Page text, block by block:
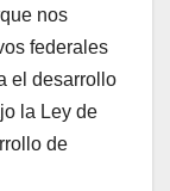
nos
federales
el desarrollo
la Ley de
de